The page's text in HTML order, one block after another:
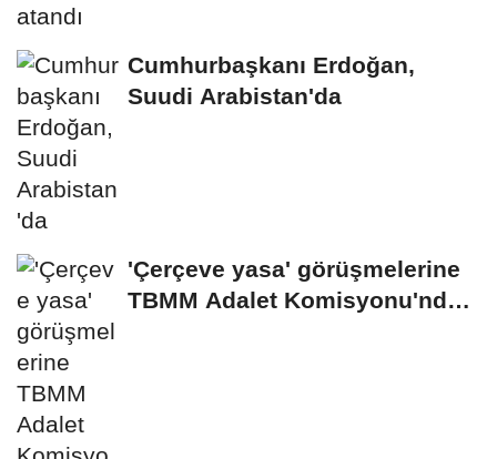
Cumhurbaşkanı Erdoğan,
Suudi Arabistan'da
'Çerçeve yasa' görüşmelerine
TBMM Adalet Komisyonu'nda